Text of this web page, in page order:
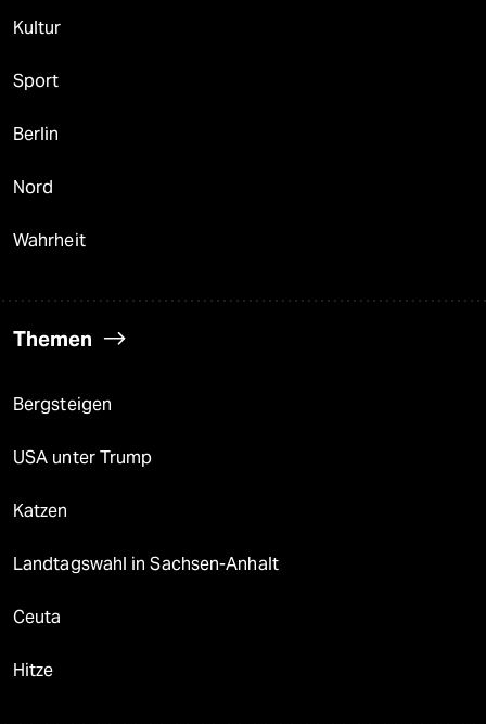
Kultur
Sport
Berlin
Nord
Wahrheit
Themen
Bergsteigen
USA unter Trump
Katzen
Landtagswahl in Sachsen-Anhalt
Ceuta
Hitze